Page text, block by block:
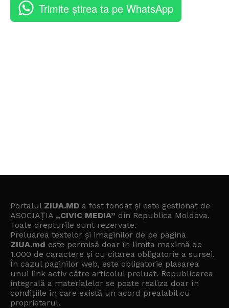
Trimite știrea ta pe WhatsApp
Portalul ZIUA.MD a fost fondat și este gestionat de
ASOCIAȚIA „CIVIC MEDIA” din Republica Moldova.
Toate drepturile sunt rezervate.
Preluarea textelor și imaginilor de pe pagina
ZIUA.md este permisă doar în limita maximă de
1.000 de caractere și cu citarea obligatorie a sursei.
În cazul paginilor web, este obligatorie plasarea
unui link activ către articolul preluat. Republicarea
integrală a materialelor se poate realiza doar în
condițiile în care există un acord prealabil cu
proprietarul.